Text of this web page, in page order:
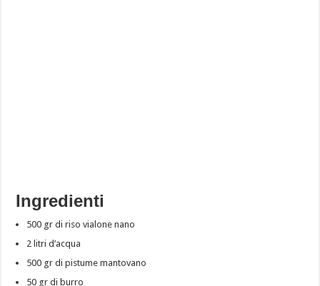
Ingredienti
500 gr di riso vialone nano
2 litri d’acqua
500 gr di pistume mantovano
50 gr di burro